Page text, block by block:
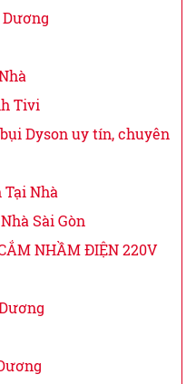
Tivi
Dyson uy tín, chuyên
Nhà
Sài Gòn
NHẦM ĐIỆN 220V